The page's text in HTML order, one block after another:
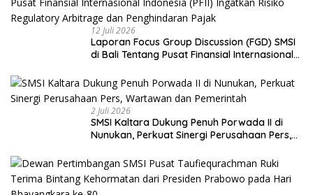
12 Juli 2026
Laporan Focus Group Discussion (FGD) SMSI
di Bali Tentang Pusat Finansial Internasional
Arbitrage dan Penghindaran Pajak
2 Juli 2026
SMSI Kaltara Dukung Penuh Porwada II di
Nunukan, Perkuat Sinergi Perusahaan Pers,